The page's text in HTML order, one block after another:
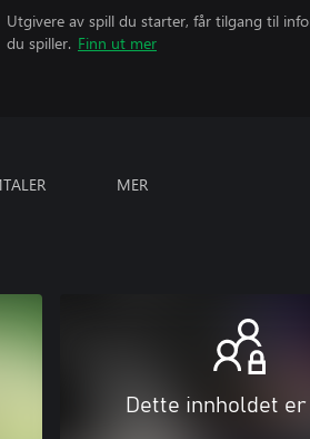
Utgivere av spill du starter, får tilgang til
du spiller. Finn ut mer
MER
Dette innholdet